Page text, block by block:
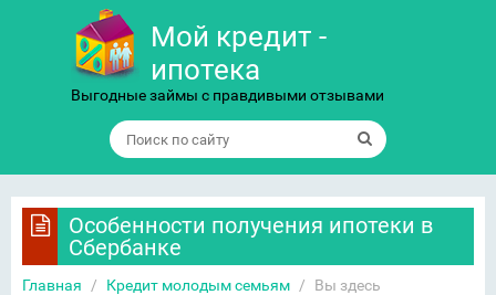
Мой кредит -
ипотека
Выгодные займы с правдивыми отзывами
Особенности получения ипотеки в
Сбербанке
Главная / Кредит молодым семьям / Вы здесь